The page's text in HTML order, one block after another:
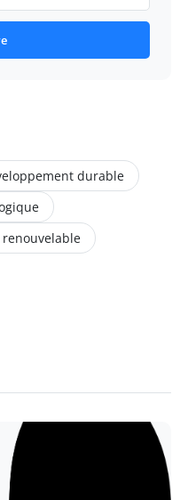
durable
renouvelable